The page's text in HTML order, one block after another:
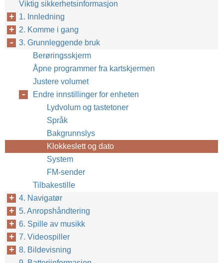
Viktig sikkerhetsinformasjon
1. Innledning
2. Komme i gang
3. Grunnleggende bruk
Berøringsskjerm
Åpne programmer fra kartskjermen
Justere volumet
Endre innstillinger for enheten
Lydvolum og tastetoner
Språk
Bakgrunnslys
Klokkeslett og dato
System
FM-sender
Tilbakestille
4. Navigatør
5. Anropshåndtering
6. Spille av musikk
7. Videospiller
8. Bildevisning